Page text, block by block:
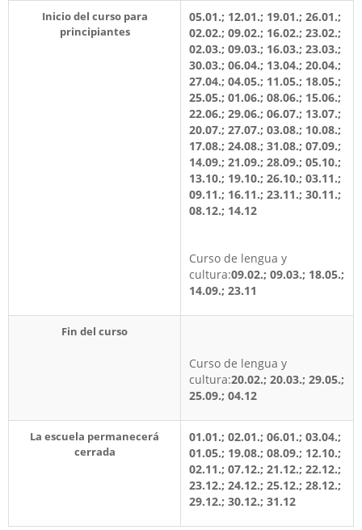
Inicio del curso para
principiantes
05.01.; 12.01.; 19.01.; 26.01.;
02.02.; 09.02.; 16.02.; 23.02.;
02.03.; 09.03.; 16.03.; 23.03.;
30.03.; 06.04.; 13.04.; 20.04.;
27.04.; 04.05.; 11.05.; 18.05.;
25.05.; 01.06.; 08.06.; 15.06.;
22.06.; 29.06.; 06.07.; 13.07.;
20.07.; 27.07.; 03.08.; 10.08.;
17.08.; 24.08.; 31.08.; 07.09.;
14.09.; 21.09.; 28.09.; 05.10.;
13.10.; 19.10.; 26.10.; 03.11.;
09.11.; 16.11.; 23.11.; 30.11.;
08.12.; 14.12
Curso de lengua y
cultura:09.02.; 09.03.; 18.05.;
14.09.; 23.11
Fin del curso
Curso de lengua y
cultura:20.02.; 20.03.; 29.05.;
25.09.; 04.12
La escuela permanecerá
cerrada
01.01.; 02.01.; 06.01.; 03.04.;
01.05.; 19.08.; 08.09.; 12.10.;
02.11.; 07.12.; 21.12.; 22.12.;
23.12.; 24.12.; 25.12.; 28.12.;
29.12.; 30.12.; 31.12